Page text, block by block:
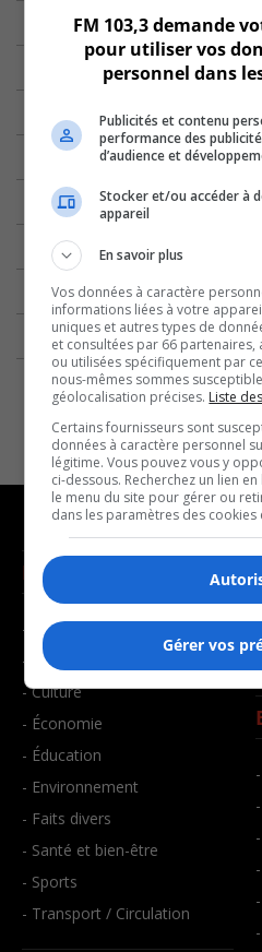
NOUVELLES
- Affaires municipales
- Communauté / Social
- Culture
- Économie
- Éducation
- Environnement
- Faits divers
- Santé et bien-être
- Sports
- Transport / Circulation
FM 103,3 demande
pour utiliser vos
personnel dans
Publicités et contenu
performance des
d’audience et
Stocker et/ou accéder à
appareil
En savoir plus
Vos données à caractère
informations liées à votre
uniques et autres types de
et consultées par 66 partenaires,
ou utilisées spécifiquement par
nous-mêmes sommes
géolocalisation précises. Liste
Certains fournisseurs sont
données à caractère personnel
légitime. Vous pouvez vous y
ci-dessous. Recherchez un lien
le menu du site pour gérer ou
dans les paramètres des
Gérer vos